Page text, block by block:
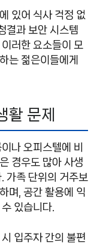
있어 식사 걱정 없
결과 보안 시스템
러한 요소들이 모
는 젊은이들에게
활 문제
나 오피스텔에 비
경우도 많아 사생
가족 단위의 거주보
며, 공간 활용에 익
있습니다.
입주자 간의 불편